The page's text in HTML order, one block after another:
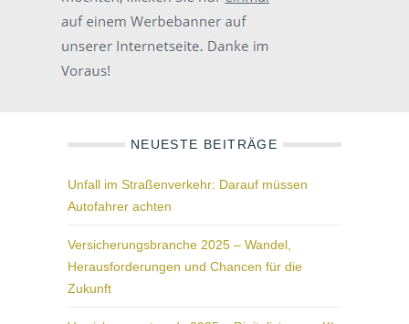
NEUESTE BEITRÄGE
Unfall im Straßenverkehr: Darauf müssen
Autofahrer achten
Versicherungsbranche 2025 – Wandel,
Herausforderungen und Chancen für die
Zukunft